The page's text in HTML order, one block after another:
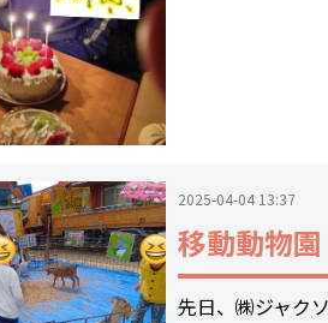
2025-04-04 13:37
移動動物園
先日、㈱ジャク